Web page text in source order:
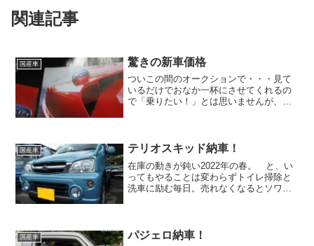
関連記事
国産車 驚きの新車価格
ついこの間のオークションで・・・見て
いるだけでおなか一杯にさせてくれるの
で「乗りたい！」とは思いませんが、そ
した。写真は撮ってないため、...
国産車 テリオスキッド納車！
在庫の動きが鈍い2022年の春。 と、い
ってもやることは変わらずトイレ掃除と
洗車に励む毎日。売れなくなるとソワソ
高額な車ですからね。...
国産車 パジェロ納車！